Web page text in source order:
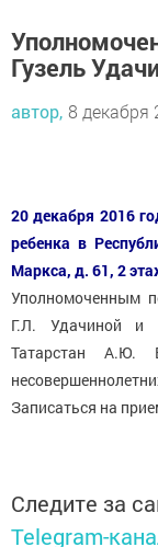
Гузель
автор, 8 декабря
20 декабря 2016
ребенка в
Маркса, д. 61, 2
Уполномоченным
Г.Л. Удачиной и
Татарстан А.Ю.
Записаться на
Следите за
Telegram-